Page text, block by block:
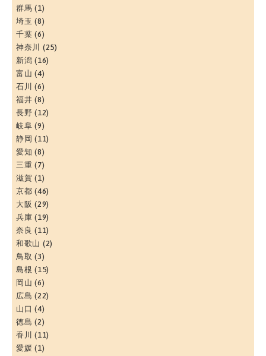
群馬 (1)
埼玉 (8)
千葉 (6)
神奈川
(25)
新潟 (16)
富山 (4)
石川 (6)
福井 (8)
長野 (12)
岐阜 (9)
静岡 (11)
愛知 (8)
三重 (7)
滋賀 (1)
京都 (46)
大阪 (29)
兵庫 (19)
奈良 (11)
和歌山 (2)
鳥取 (3)
島根 (15)
岡山 (6)
広島 (22)
山口 (4)
徳島 (2)
香川 (11)
愛媛 (1)